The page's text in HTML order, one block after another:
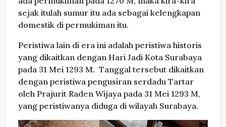
sejak itulah sumur itu ada sebagai kelengkapan
domestik di permukiman itu.
Peristiwa lain di era ini adalah peristiwa historis
yang dikaitkan dengan Hari Jadi Kota Surabaya
pada 31 Mei 1293 M. Tanggal tersebut dikaitkan
dengan peristiwa pengusiran serdadu Tartar
oleh Prajurit Raden Wijaya pada 31 Mei 1293 M,
yang peristiwanya diduga di wilayah Surabaya.